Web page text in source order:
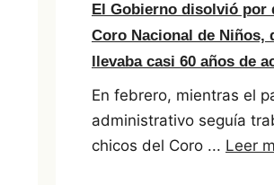
El Gobierno disolvió por
Coro Nacional de Niños,
llevaba casi 60 años de
En febrero, mientras el
administrativo seguía
chicos del Coro ... Leer